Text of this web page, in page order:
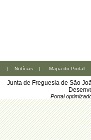
| Notícias | Mapa do Portal
Junta de Freguesia de São
Portal